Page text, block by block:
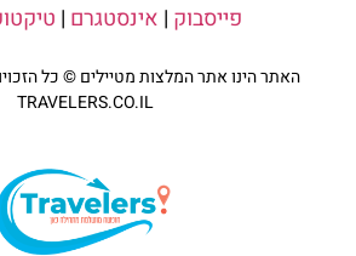
פייסבוק | אינסטגרם |
האתר הינו אתר המלצות מטיילים © כל
TRAVELERS.CO.IL